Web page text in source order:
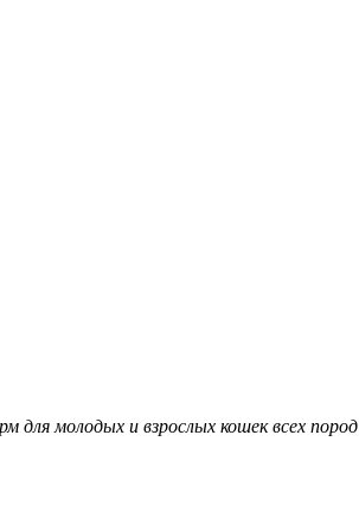
для молодых и взрослых кошек всех пород